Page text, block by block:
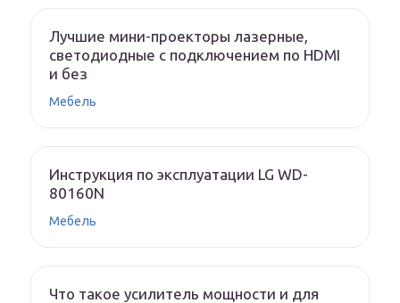
Лучшие мини-проекторы лазерные,
светодиодные с подключением по HDMI
и без
Мебель
Инструкция по эксплуатации LG WD-
80160N
Мебель
Что такое усилитель мощности и для